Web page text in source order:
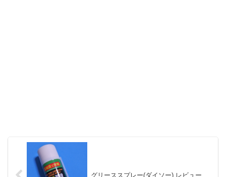
グリーススプレー(ダイソー) レビュー